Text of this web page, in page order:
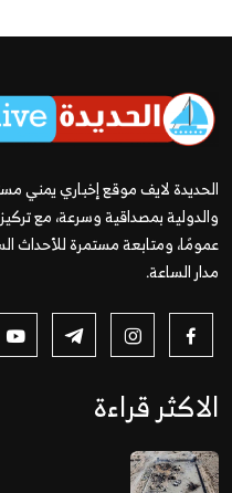
الحديدة لايف موقع إخباري يمني
والدولية بمصداقية وسرعة، مع
عمومًا، ومتابعة مستمرة للأحداث
مدار الساعة.
الاكثر قراءة